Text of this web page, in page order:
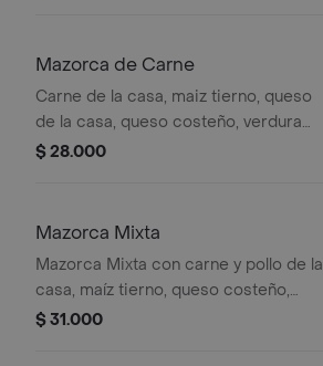
Mazorca de Carne
Carne de la casa, maiz tierno, queso
de la casa, queso costeño, verdura
fresca (lechuga), papa cabello de
$ 28.000
Mazorca Mixta
Mazorca Mixta con carne y pollo de la
casa, maíz tierno, queso costeño,
lechuga, papa cabello de ángel y
$ 31.000